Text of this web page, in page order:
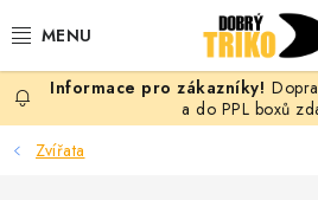
na
PRO ŽENY
PRO MUŽE
a do PPL boxů
Zvířata